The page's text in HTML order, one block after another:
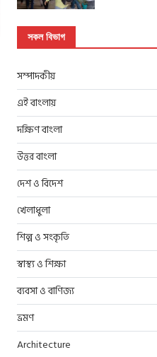
সকল বিভাগ
সম্পাদকীয়
এই বাংলায়
দক্ষিণ বাংলা
উত্তর বাংলা
দেশ ও বিদেশ
খেলাধুলা
শিল্প ও সংকৃতি
স্বাস্থ্য ও শিক্ষা
ব্যবসা ও বাণিজ্য
ভ্রমণ
Architecture